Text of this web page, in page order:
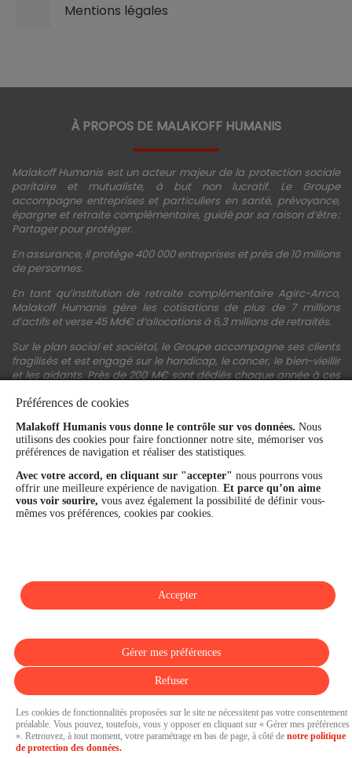
Mentions légales
À PROPOS DE MALAKOFF HUMANIS
Malakoff Humanis est un acteur majeur de la protection sociale
paritaire et mutualiste, à but non lucratif. Le Groupe
accompagne entreprises et particuliers en santé, prévoyance,
épargne et retraite complémentaire, guidé par sa raison d’être :
Partager pour protéger.
En assurance, il protège 400 000 entreprises et près de 10 millions
de personnes.
En tant qu’institution de retraite complémentaire Agirc-Arrco,
Malakoff Humanis gère les cotisations de plus de 7 millions
d’actifs et verse 45 Md€ d’allocations à 6,3 millions de retraités.
Sur le plan social et sociétal, le Groupe accompagne ses clients
fragilisés et est engagé sur le handicap, le cancer, le bien-vieillir
et les aidants. Près de 200 M€ sont dédiés chaque année à ces
financière et la performance du Groupe sont confirmées par une
notation A+ attribuée depuis 4 ans par S&P Global Ratings et
Fitch Ratings. Sur les plans extra-financiers, Malakoff Humanis
figure parmi les 2% des entreprises les mieux notées au monde
en matière de critères RSE (Ecovadis, niveau Gold - 81/100 en
2026). Enfin, Malakoff Humanis est certifié Top Employer France
par le Top Employers Institute depuis 3 ans.
Pressroom propulsée par
Préférences de cookies
Malakoff Humanis vous donne le contrôle sur vos données. Nous
utilisons des cookies pour faire fonctionner notre site, mémoriser vos
préférences de navigation et réaliser des statistiques.
Avec votre accord, en cliquant sur "accepter" nous pourrons vous
offrir une meilleure expérience de navigation. Et parce qu’on aime
vous voir sourire, vous avez également la possibilité de définir vous-
mêmes vos préférences, cookies par cookies.
Les cookies de fonctionnalités proposées sur le site ne nécessitent pas votre consentement
préalable. Vous pouvez, toutefois, vous y opposer en cliquant sur « Gérer mes préférences
». Retrouvez, à tout moment, votre paramétrage en bas de page, à côté de notre politique
de protection des données.
Refuser
Gérer mes préférences
Accepter